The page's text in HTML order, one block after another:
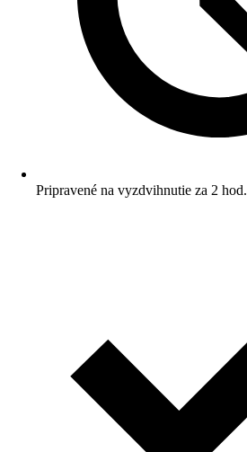
Pripravené na vyzdvihnutie za 2 hod.